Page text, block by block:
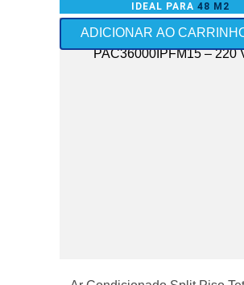
IDEAL PARA 48 M2
ADICIONAR AO